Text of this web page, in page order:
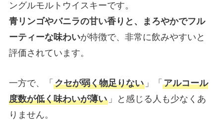
ングルモルトウイスキーです。
青リンゴやバニラの甘い香りと、まろやかでフル
ーティーな味わいが特徴で、非常に飲みやすいと
評価されています。 ​
一方で、「 クセが弱く物足りない」「 アルコール
度数が低く味わいが薄い」と感じる人も少なくあ
りません。 ​